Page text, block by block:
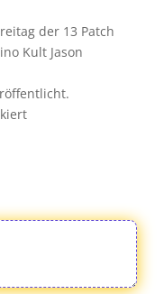
der 13 Patch
Kult Jason